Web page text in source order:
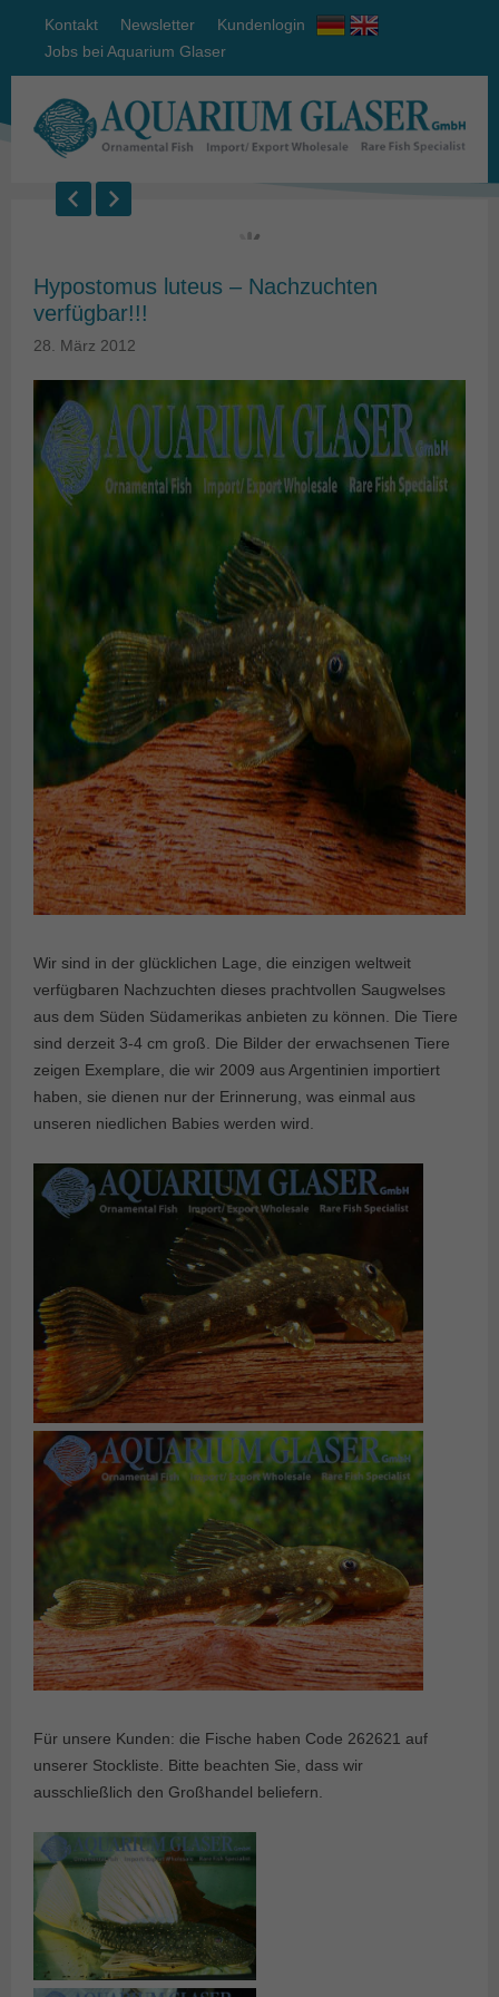
Kontakt Newsletter
Kundenlogin
Jobs bei Aquarium Glaser
Hypostomus luteus – Nachzuchten
verfügbar!!!
28. März 2012
Wir sind in der glücklichen Lage, die einzigen weltweit
verfügbaren Nachzuchten dieses prachtvollen Saugwelses
aus dem Süden Südamerikas anbieten zu können. Die Tiere
sind derzeit 3-4 cm groß. Die Bilder der erwachsenen Tiere
zeigen Exemplare, die wir 2009 aus Argentinien importiert
haben, sie dienen nur der Erinnerung, was einmal aus
unseren niedlichen Babies werden wird.
Für unsere Kunden: die Fische haben Code 262621 auf
unserer Stockliste. Bitte beachten Sie, dass wir
ausschließlich den Großhandel beliefern.